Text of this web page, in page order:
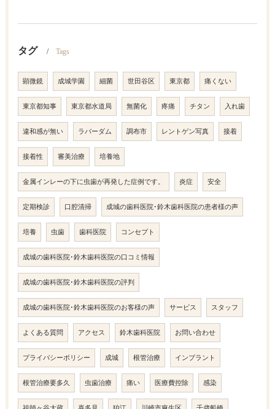
タグ Tags
顕微鏡 成城学園 細菌 世田谷区 東京都 痛くない
東京都知事 東京都水道局 無菌化 疼痛 チタン 入れ歯
違和感が無い ラバーダム 調布市 レントゲン写真 接着
接着性 審美治療 培養地
金属インレーの下に虫歯が再発した症例です。 炎症 安全
定期検診 口腔清掃 成城の歯科医院･鈴木歯科医院の患者様の声
培養 虫歯 歯科医院 コンセプト
成城の歯科医院･鈴木歯科医院の口コミ情報
成城の歯科医院･鈴木歯科医院の評判
成城の歯科医院･鈴木歯科医院のお客様の声 サービス スタッフ
よくある質問 アクセス 鈴木歯科医院 お問い合わせ
プライバシーポリシー 成城 根管治療 インプラント
根管治療要多久 虫歯治療 痛い 医療費控除 感染